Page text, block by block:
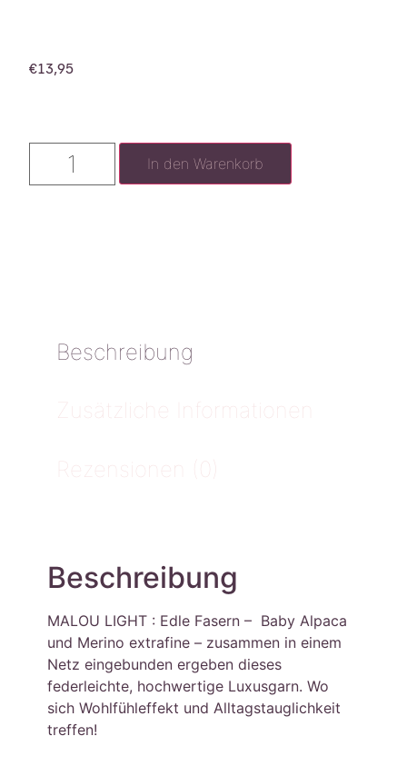
€13,95
In den Warenkorb
Beschreibung
Zusätzliche Informationen
Beschreibung
MALOU LIGHT : Edle Fasern – Baby Alpaca
und Merino extrafine – zusammen in einem
Netz eingebunden ergeben dieses
federleichte, hochwertige Luxusgarn. Wo
sich Wohlfühleffekt und Alltagstauglichkeit
treffen!